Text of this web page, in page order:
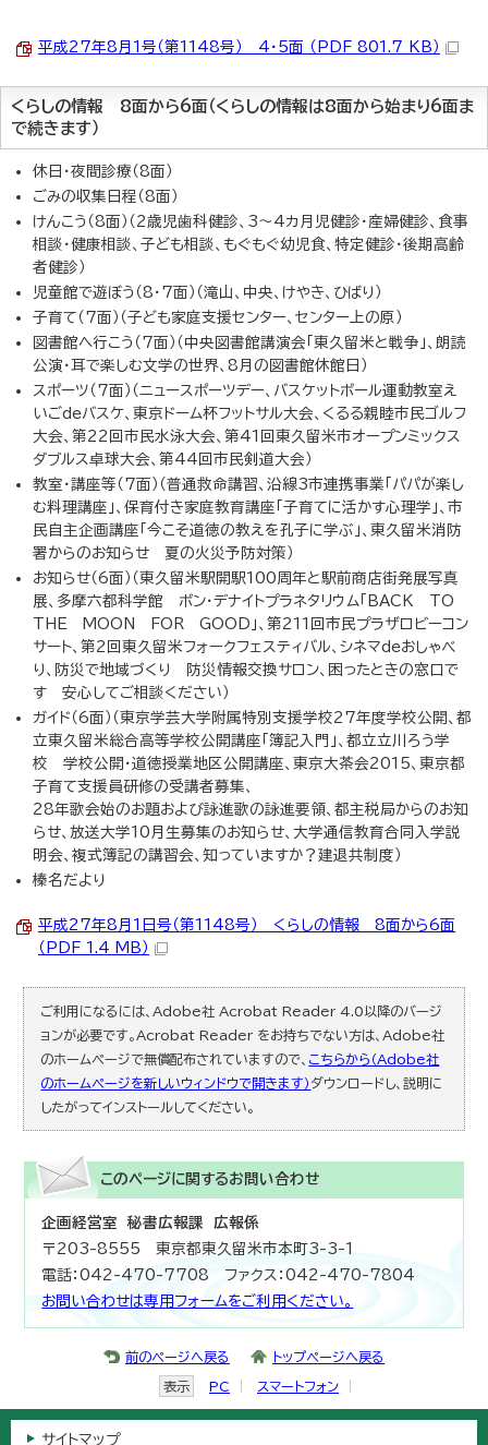
平成27年8月1号（第1148号） 4・5面 （PDF 801.7 KB）
くらしの情報 8面から6面（くらしの情報は8面から始まり6面ま
で続きます）
休日・夜間診療（8面）
ごみの収集日程（8面）
けんこう（8面）（2歳児歯科健診、3～4カ月児健診・産婦健診、食事
相談・健康相談、子ども相談、もぐもぐ幼児食、特定健診・後期高齢
者健診）
児童館で遊ぼう（8・7面）（滝山、中央、けやき、ひばり）
子育て（7面）（子ども家庭支援センター、センター上の原）
図書館へ行こう（7面）（中央図書館講演会「東久留米と戦争」、朗読
公演・耳で楽しむ文学の世界、8月の図書館休館日）
スポーツ（7面）（ニュースポーツデー、バスケットボール運動教室え
いごdeバスケ、東京ドーム杯フットサル大会、くるる親睦市民ゴルフ
大会、第22回市民水泳大会、第41回東久留米市オープンミックス
ダブルス卓球大会、第44回市民剣道大会）
教室・講座等（7面）（普通救命講習、沿線3市連携事業「パパが楽し
む料理講座」、保育付き家庭教育講座「子育てに活かす心理学」、市
民自主企画講座「今こそ道徳の教えを孔子に学ぶ」、東久留米消防
署からのお知らせ 夏の火災予防対策）
お知らせ（6面）（東久留米駅開駅100周年と駅前商店街発展写真
展、多摩六都科学館 ボン・デナイトプラネタリウム「BACK TO
THE MOON FOR GOOD」、第211回市民プラザロビーコン
サート、第2回東久留米フォークフェスティバル、シネマdeおしゃべ
り、防災で地域づくり 防災情報交換サロン、困ったときの窓口で
す 安心してご相談ください）
ガイド（6面）（東京学芸大学附属特別支援学校27年度学校公開、都
立東久留米総合高等学校公開講座「簿記入門」、都立立川ろう学
校 学校公開・道徳授業地区公開講座、東京大茶会2015、東京都
子育て支援員研修の受講者募集、
28年歌会始のお題および詠進歌の詠進要領、都主税局からのお知
らせ、放送大学10月生募集のお知らせ、大学通信教育合同入学説
明会、複式簿記の講習会、知っていますか？建退共制度）
榛名だより
平成27年8月1日号（第1148号） くらしの情報 8面から6面
（PDF 1.4 MB）
ご利用になるには、Adobe社 Acrobat Reader 4.0以降のバージ
ョンが必要です。Acrobat Reader をお持ちでない方は、Adobe社
のホームページで無償配布されていますので、 こちらから（Adobe社
のホームページを新しいウィンドウで開きます）ダウンロードし、説明に
したがってインストールしてください。
このページに関するお問い合わせ
企画経営室 秘書広報課 広報係
〒203-8555 東京都東久留米市本町3-3-1
電話：042-470-7708 ファクス：042-470-7804
お問い合わせは専用フォームをご利用ください。
前のページへ戻る トップページへ戻る
表示 PC スマートフォン
サイトマップ